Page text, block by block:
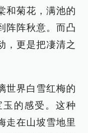
和菊花，满池的
阵阵秋意。而凸
，更是把凄清之
世界白雪红梅的
的感受。这种
走在山坡雪地里